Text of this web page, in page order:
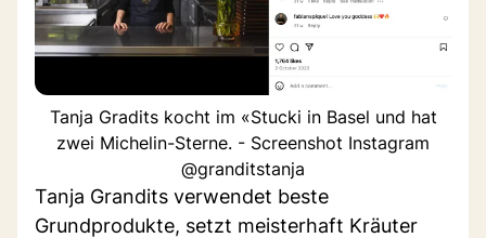
Tanja Gradits kocht im «Stucki in Basel und hat
zwei Michelin-Sterne. - Screenshot Instagram
@granditstanja
Tanja Grandits verwendet beste
Grundprodukte, setzt meisterhaft Kräuter